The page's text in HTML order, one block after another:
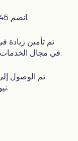
انضم 1,345 داعمًا جديدًا إلى مجتمعنا المتنامي.
في مجال الخدمات الإنسانية من خلال حملة #أجر_عادل.
نيويورك من خلال وسائل الإعلام المميزة.